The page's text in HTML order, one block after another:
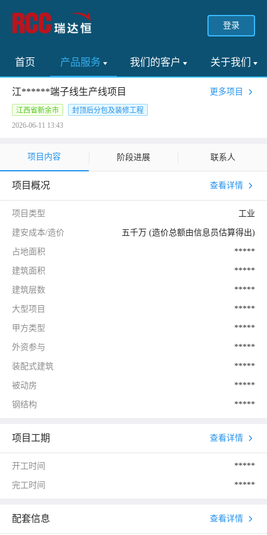
登录
首页 产品服务 我们的客户 关于我们
江******端子线生产线项目 更多项目
江西省新余市
封顶后分包及装修工程
2026-06-11 13:43
项目内容 阶段进展 联系人
项目概况 查看详情
项目类型 工业
建安成本/造价 五千万 (造价总额由信息员估算得出)
占地面积 *****
建筑面积 *****
建筑层数 *****
大型项目 *****
甲方类型 *****
外资参与 *****
装配式建筑 *****
被动房 *****
钢结构 *****
项目工期 查看详情
开工时间 *****
完工时间 *****
配套信息 查看详情